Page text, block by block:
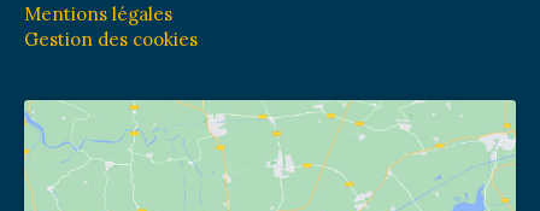
Mentions légales
Gestion des cookies